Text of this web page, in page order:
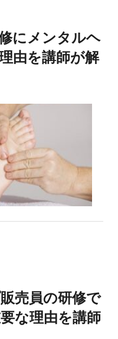
にメンタルヘ
由を講師が解
売員の研修で
な理由を講師